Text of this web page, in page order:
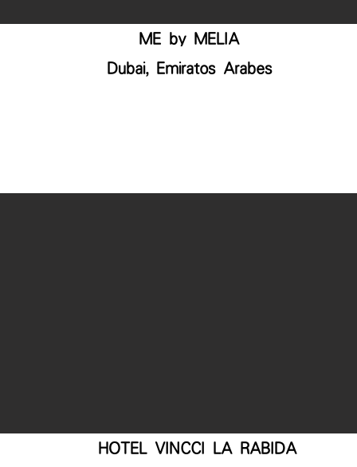
ME by MELIA
Dubai, Emiratos Arabes
HOTEL VINCCI LA RABIDA